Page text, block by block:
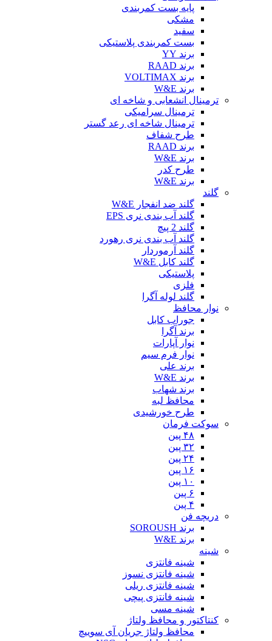
پایه بست کمربندی
مشکی
سفید
بست کمربندی پلاستیکی
برند YY
برند RAAD
برند VOLTIMAX
برند W&E
ترمینال انشعابی و شاخه ای
ترمینال سرامیکی
ترمینال شاخه ای رعد گستر
طرح شفاف
برند RAAD
برند W&E
طرح کدر
برند W&E
گلند
گلند ضد انفجار W&E
گلند آب بندی نری EPS
گلند 2 پیچ
گلند آب بندی نری رهورد
گلند آرموردار
گلند کابل W&E
پلاستیکی
فلزی
گلند لوله آگرا
نوار محافظ
جوراب کابل
برند آگرا
نوار آپارات
نوار فرم سیم
برند علی
برند W&E
برند شهاب
محافظ لبه
طرح خورشیدی
سوکت فرمان
۴۸ پین
۳۲ پین
۲۴ پین
۱۶ پین
۱۰ پین
۶ پین
۴ پین
دریچه فن
برند SOROUSH
برند W&E
شینه
شینه فانتزی
شینه فانتزی نسوز
شینه فانتزی ریلی
شینه فانتزی پیچی
شینه مسی
کنتاکتور و محافظ ولتاژ
محافظ ولتاژ جریان آی سوییچ